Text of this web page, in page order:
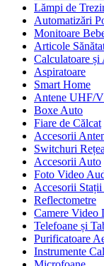
Lămpi de
Automatizări
Monitoare
Articole
Calculatoare și
Aspiratoare
Smart Home
Antene UHF/
Boxe Auto
Fiare de Călcat
Accesorii
Switchuri Rețea
Accesorii Auto
Foto Video
Accesorii
Reflectometre
Camere Video
Telefoane și
Purificatoare
Instrumente